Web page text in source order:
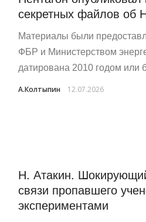
секретных файлов об
Материалы были
ФБР и Министерством
датирована 2010 годом или
А.Колтыпин 12.07.2026
Н. Атакин.
связи пропавшего
экспериментами